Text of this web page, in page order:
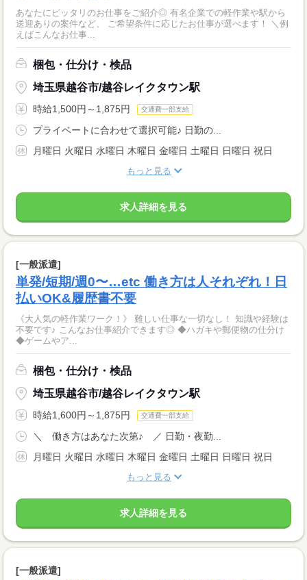
あなたにピッタリのお仕事をご紹介◎ 有名企業での軽作業や駅から
送迎ありの案件など、 ご希望条件に応じたお仕事が選べます！ ＼例
えばこんなお仕事...
梱包・仕分け・検品
埼玉県越谷市/越谷レイクタウン駅
時給1,500円～1,875円 交通費一部支給
プライベートに合わせて選択可能♪ 日勤の...
月曜日 火曜日 水曜日 木曜日 金曜日 土曜日 日曜日 祝日
もっと見る
求人詳細を見る
[一般派遣]
単発/短期/週0〜…etc 働き方は人それぞれ！日
払いOK&履歴書不要
《大人気の軽作業ワーク！》 難しい仕事な一切なし！ 知識や経験は
不要です♪ こんなお仕事紹介できます◎ ◆ハガキや郵便物の仕分け
◆ゲームやア...
梱包・仕分け・検品
埼玉県越谷市/越谷レイクタウン駅
時給1,600円～1,875円 交通費一部支給
＼ 働き方はあなた次第♪ ／ 日勤・夜勤...
月曜日 火曜日 水曜日 木曜日 金曜日 土曜日 日曜日 祝日
もっと見る
求人詳細を見る
[一般派遣]